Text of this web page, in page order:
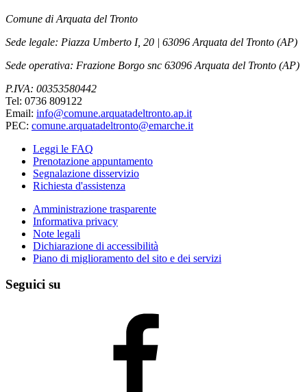
Comune di Arquata del Tronto
Sede legale: Piazza Umberto I, 20 | 63096 Arquata del Tronto (AP)
Sede operativa: Frazione Borgo snc 63096 Arquata del Tronto (AP)
P.IVA: 00353580442
Tel: 0736 809122
Email: info@comune.arquatadeltronto.ap.it
PEC: comune.arquatadeltronto@emarche.it
Leggi le FAQ
Prenotazione appuntamento
Segnalazione disservizio
Richiesta d'assistenza
Amministrazione trasparente
Informativa privacy
Note legali
Dichiarazione di accessibilità
Piano di miglioramento del sito e dei servizi
Seguici su